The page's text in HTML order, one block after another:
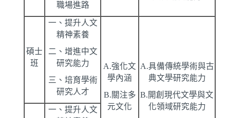
職場進路
碩士
班
一、提升人文
精神素養
二、增進中文
研究能力
三、培育學術
研究人才
A.強化文
學內涵
B.關注多
元文化
A.具備傳統學術與古
典文學研究能力
B.開創現代文學與文
化領域研究能力
一、提升人文